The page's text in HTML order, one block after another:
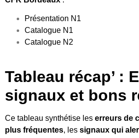
Présentation N1
Catalogue N1
Catalogue N2
Tableau récap’ :
signaux et bons
Ce tableau synthétise les erreurs de
plus fréquentes, les signaux qui